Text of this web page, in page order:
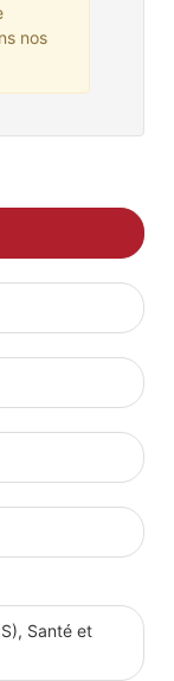
nos
Santé et